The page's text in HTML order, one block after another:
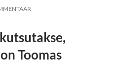
Toomas